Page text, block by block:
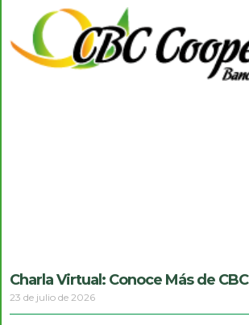
Charla Virtual: Conoce Más de CBC
23 de julio de 2026